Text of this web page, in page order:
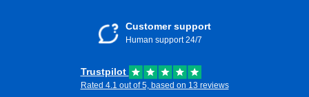
Customer support
Human support 24/7
Trustpilot
Rated 4.1 out of 5, based on 13 reviews